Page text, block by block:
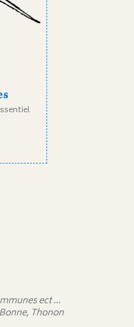
ect …
Thonon